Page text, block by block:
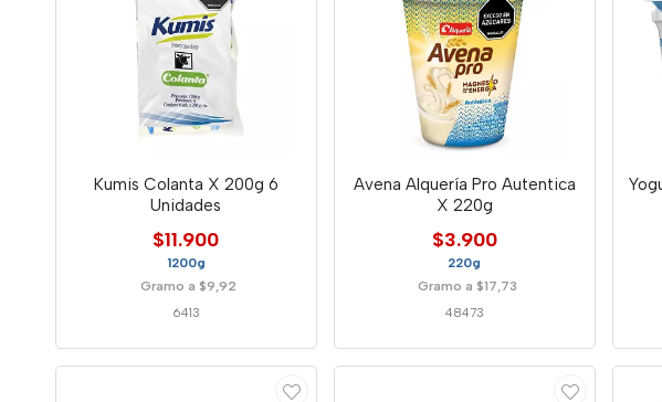
Kumis Colanta X 200g 6
Unidades
$11.900
1200g
Gramo a $9,92
6413
Avena Alquería Pro Autentica
X 220g
$3.900
220g
Gramo a $17,73
48473